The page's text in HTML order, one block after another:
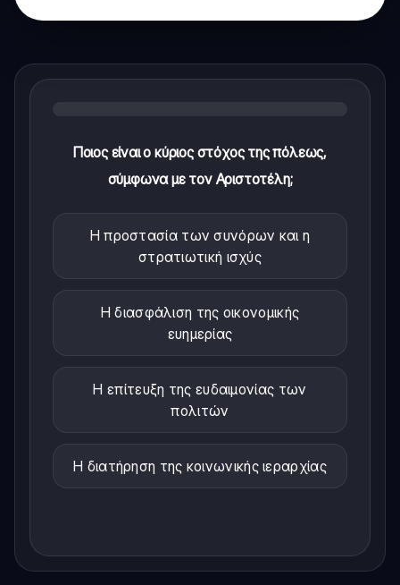
Ποιος είναι ο κύριος στόχος της πόλεως,
σύμφωνα με τον Αριστοτέλη;
Η προστασία των συνόρων και η
στρατιωτική ισχύς
Η διασφάλιση της οικονομικής
ευημερίας
Η επίτευξη της ευδαιμονίας των
πολιτών
Η διατήρηση της κοινωνικής ιεραρχίας